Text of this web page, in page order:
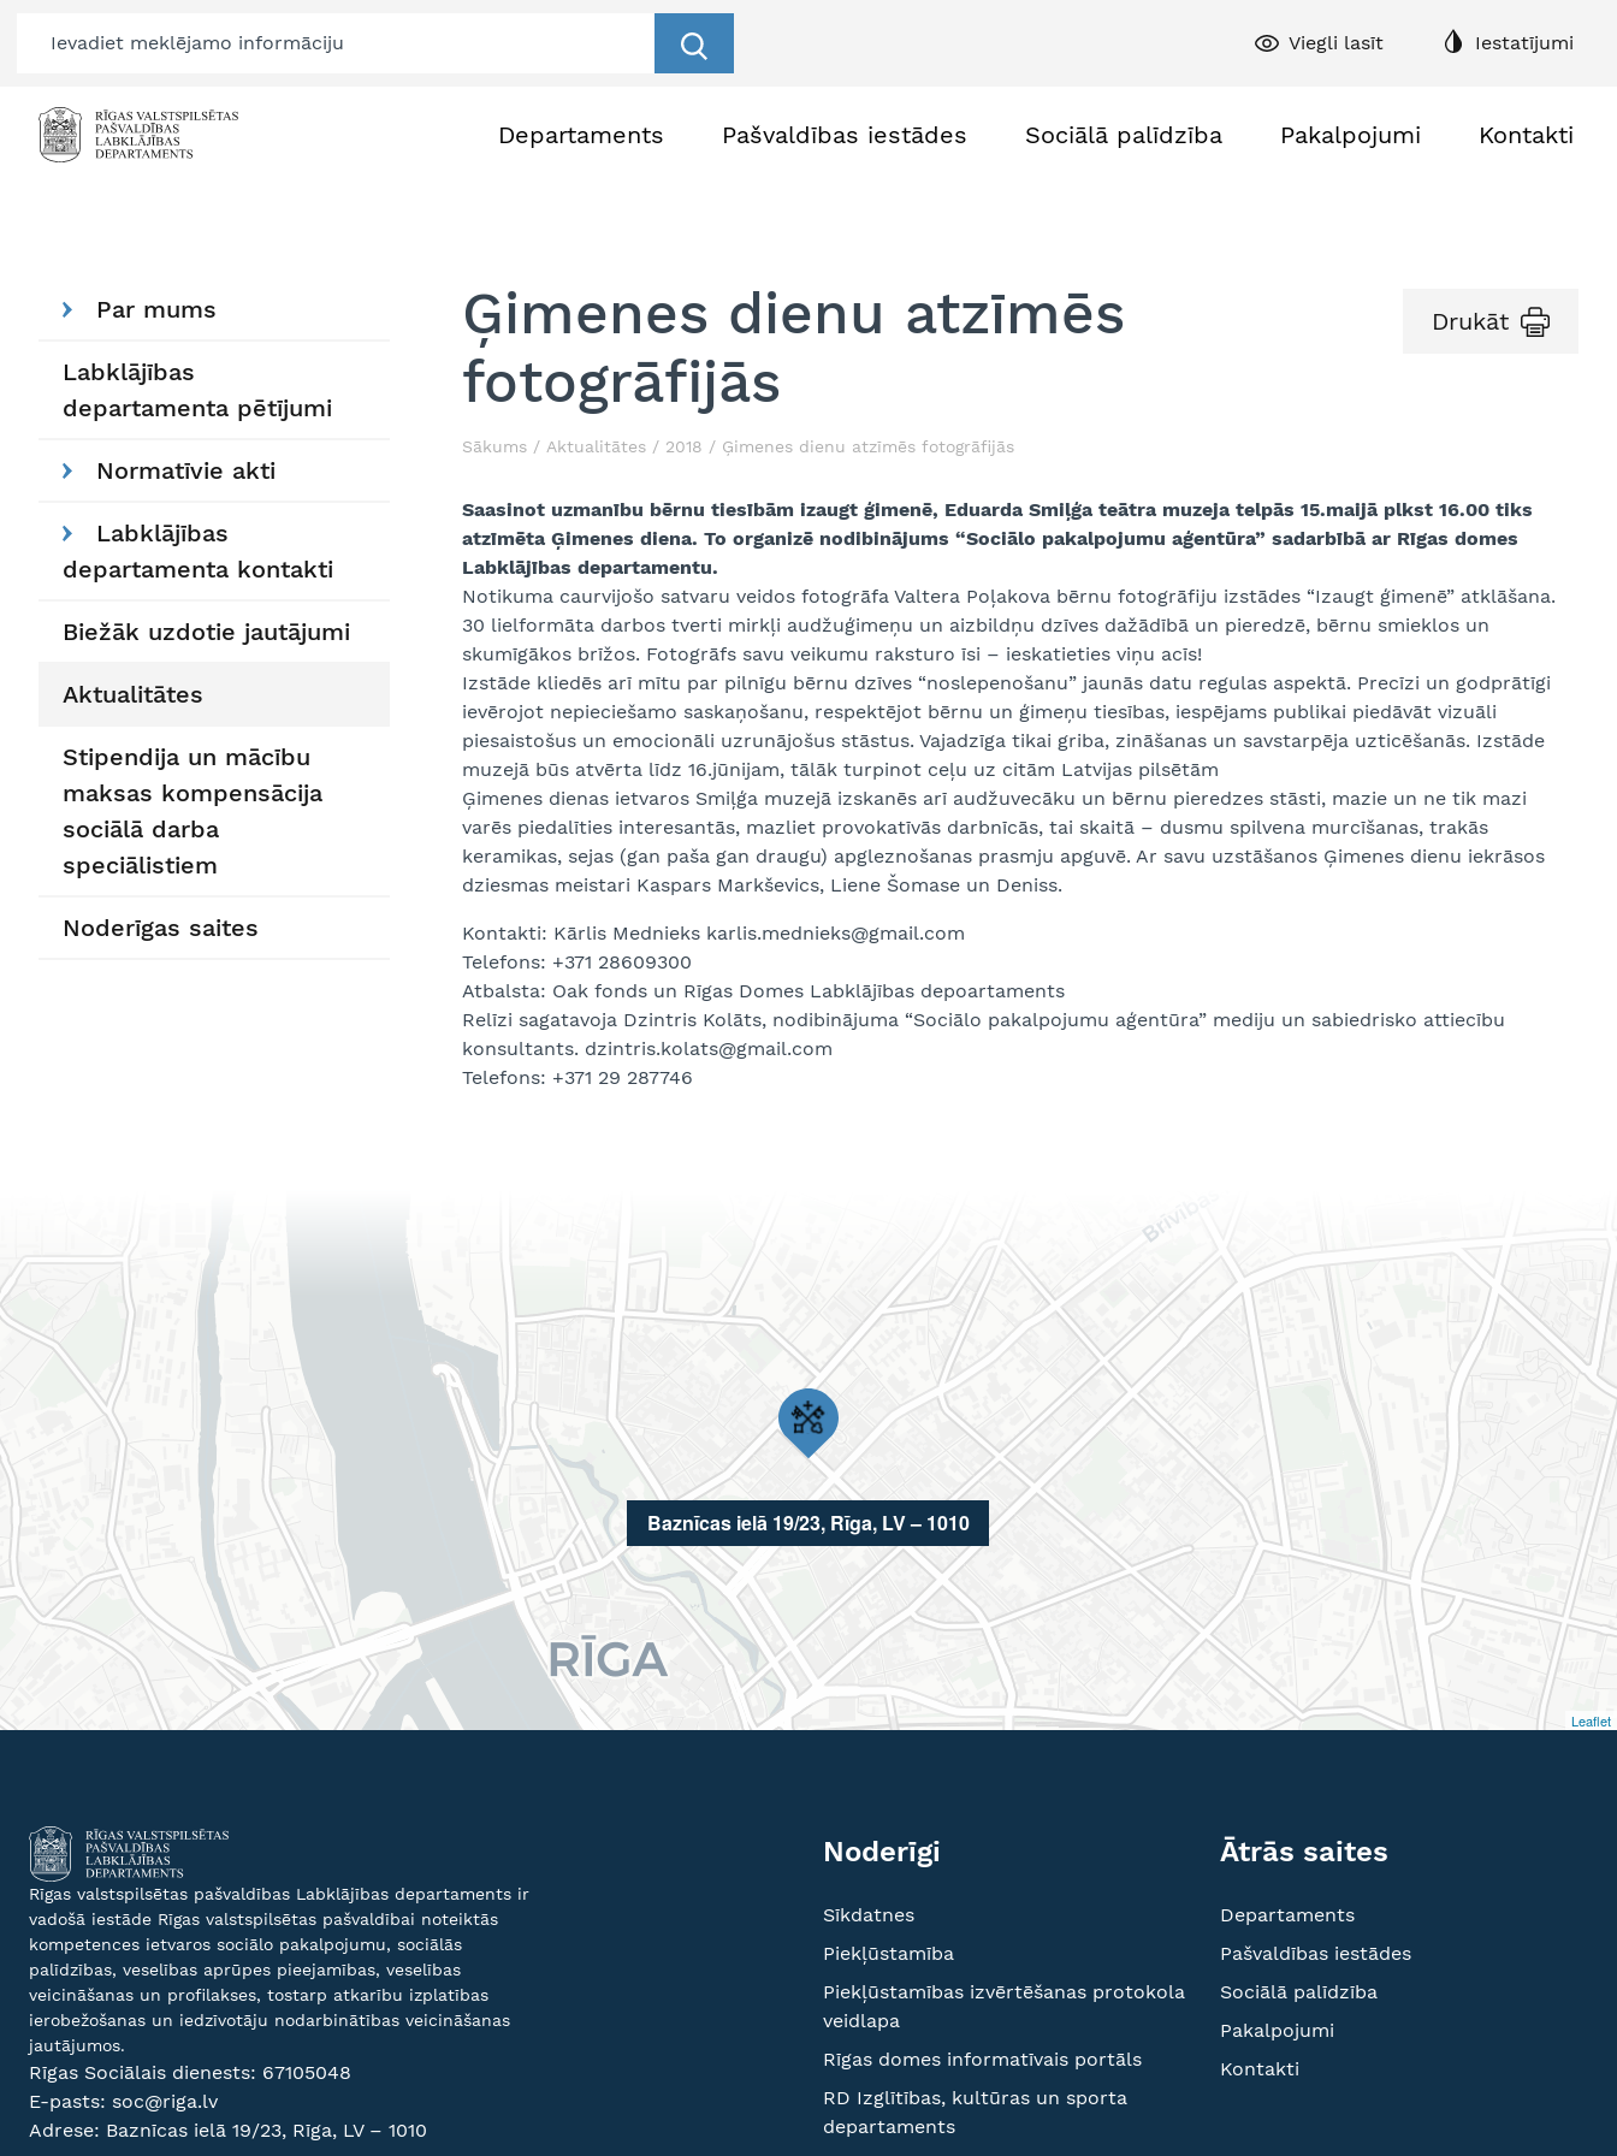
Viegli lasīt Iestatījumi
Departaments Pašvaldības iestādes Sociālā palīdzība Pakalpojumi Kontakti
Par mums
Labklājības
departamenta pētījumi
Normatīvie akti
Labklājības
departamenta kontakti
Biežāk uzdotie jautājumi
Aktualitātes
Stipendija un mācību
maksas kompensācija
sociālā darba
speciālistiem
Noderīgas saites
Ģimenes dienu atzīmēs
fotogrāfijās
Drukāt
Sākums Aktualitātes 2018 Ģimenes dienu atzīmēs fotogrāfijās
Saasinot uzmanību bērnu tiesībām izaugt ģimenē, Eduarda Smiļģa teātra muzeja telpās 15.maijā plkst 16.00 tiks
atzīmēta Ģimenes diena. To organizē nodibinājums “Sociālo pakalpojumu aģentūra” sadarbībā ar Rīgas domes
Labklājības departamentu.
Notikuma caurvijošo satvaru veidos fotogrāfa Valtera Poļakova bērnu fotogrāfiju izstādes “Izaugt ģimenē” atklāšana.
30 lielformāta darbos tverti mirkļi audžuģimeņu un aizbildņu dzīves dažādībā un pieredzē, bērnu smieklos un
skumīgākos brīžos. Fotogrāfs savu veikumu raksturo īsi – ieskatieties viņu acīs!
Izstāde kliedēs arī mītu par pilnīgu bērnu dzīves “noslepenošanu” jaunās datu regulas aspektā. Precīzi un godprātīgi
ievērojot nepieciešamo saskaņošanu, respektējot bērnu un ģimeņu tiesības, iespējams publikai piedāvāt vizuāli
piesaistošus un emocionāli uzrunājošus stāstus. Vajadzīga tikai griba, zināšanas un savstarpēja uzticēšanās. Izstāde
muzejā būs atvērta līdz 16.jūnijam, tālāk turpinot ceļu uz citām Latvijas pilsētām
Ģimenes dienas ietvaros Smiļģa muzejā izskanēs arī audžuvecāku un bērnu pieredzes stāsti, mazie un ne tik mazi
varēs piedalīties interesantās, mazliet provokatīvās darbnīcās, tai skaitā – dusmu spilvena murcīšanas, trakās
keramikas, sejas (gan paša gan draugu) apgleznošanas prasmju apguvē. Ar savu uzstāšanos Ģimenes dienu iekrāsos
dziesmas meistari Kaspars Markševics, Liene Šomase un Deniss.
Kontakti: Kārlis Mednieks karlis.mednieks@gmail.com
Telefons: +371 28609300
Atbalsta: Oak fonds un Rīgas Domes Labklājības depoartaments
Relīzi sagatavoja Dzintris Kolāts, nodibinājuma “Sociālo pakalpojumu aģentūra” mediju un sabiedrisko attiecību
konsultants. dzintris.kolats@gmail.com
Telefons: +371 29 287746
Baznīcas ielā 19/23, Rīga, LV – 1010
Leaflet
Rīgas valstspilsētas pašvaldības Labklājības departaments ir
vadošā iestāde Rīgas valstspilsētas pašvaldībai noteiktās
kompetences ietvaros sociālo pakalpojumu, sociālās
palīdzības, veselības aprūpes pieejamības, veselības
veicināšanas un profilakses, tostarp atkarību izplatības
ierobežošanas un iedzīvotāju nodarbinātības veicināšanas
jautājumos.
Rīgas Sociālais dienests: 67105048
E-pasts: soc@riga.lv
Adrese: Baznīcas ielā 19/23, Rīga, LV – 1010
Noderīgi
Sīkdatnes
Piekļūstamība
Piekļūstamības izvērtēšanas protokola
veidlapa
Rīgas domes informatīvais portāls
RD Izglītības, kultūras un sporta
departaments
Ātrās saites
Departaments
Pašvaldības iestādes
Sociālā palīdzība
Pakalpojumi
Kontakti